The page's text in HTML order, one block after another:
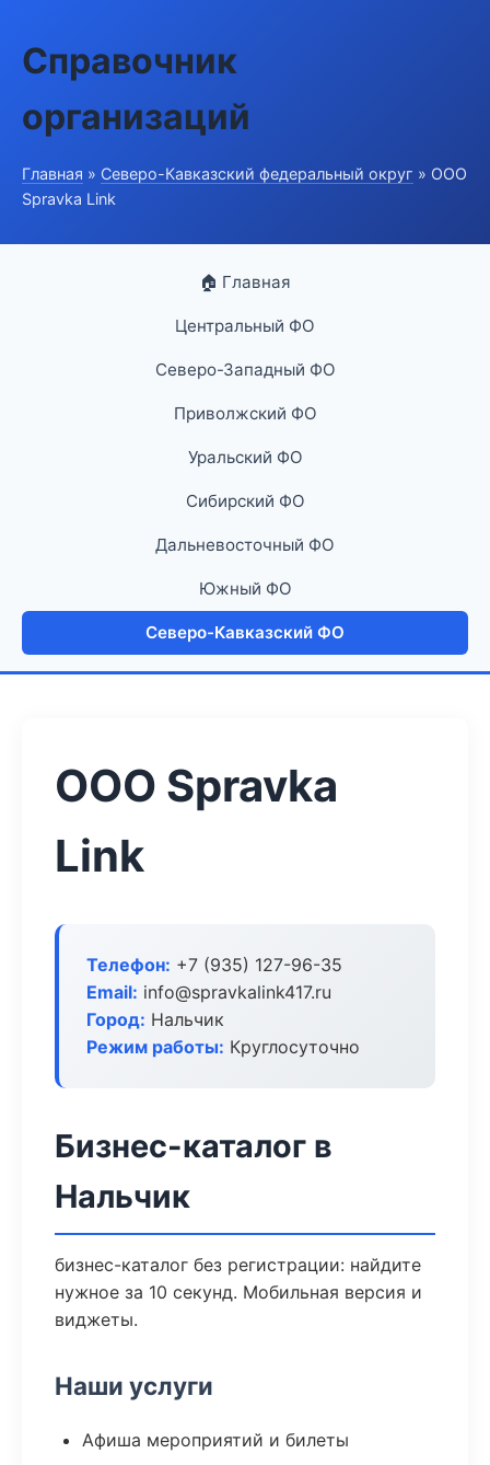
Справочник
организаций
Главная » Северо-Кавказский федеральный округ » ООО
Spravka Link
🏠 Главная
Центральный ФО
Северо-Западный ФО
Приволжский ФО
Уральский ФО
Сибирский ФО
Дальневосточный ФО
Южный ФО
Северо-Кавказский ФО
ООО Spravka
Link
Телефон: +7 (935) 127-96-35
Email: info@spravkalink417.ru
Город: Нальчик
Режим работы: Круглосуточно
Бизнес-каталог в
Нальчик
бизнес-каталог без регистрации: найдите
нужное за 10 секунд. Мобильная версия и
виджеты.
Наши услуги
Афиша мероприятий и билеты